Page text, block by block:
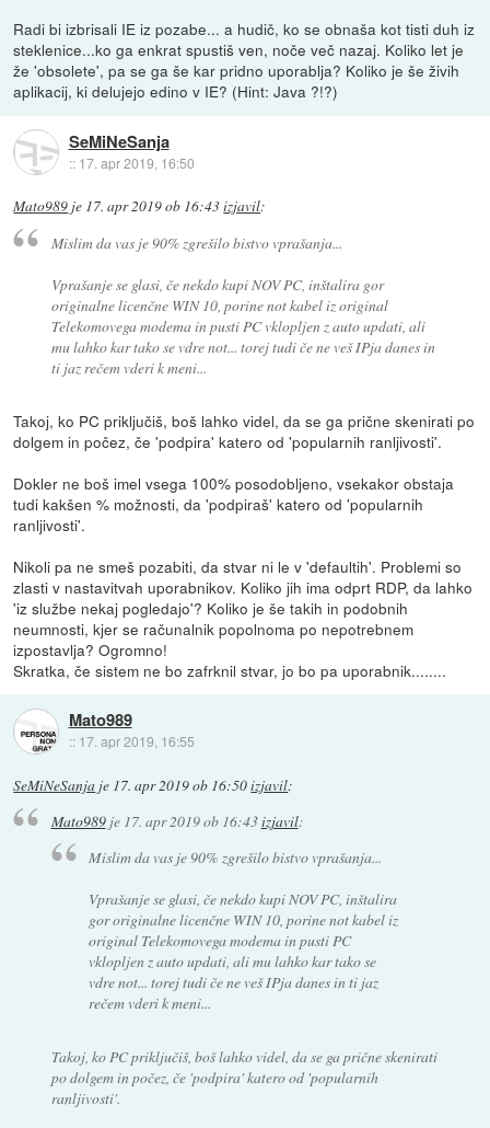
Radi bi izbrisali IE iz pozabe... a hudič, ko se obnaša kot tisti duh iz
steklenice...ko ga enkrat spustiš ven, noče več nazaj. Koliko let je
že 'obsolete', pa se ga še kar pridno uporablja? Koliko je še živih
aplikacij, ki delujejo edino v IE? (Hint: Java ?!?)
SeMiNeSanja
:: 17. apr 2019, 16:50
Mato989 je 17. apr 2019 ob 16:43izjavil:
Mislim da vas je 90% zgrešilo bistvo vprašanja...
Vprašanje se glasi, če nekdo kupi NOV PC, inštalira gor
originalne licenčne WIN 10, porine not kabel iz original
Telekomovega modema in pusti PC vklopljen z auto updati, ali
mu lahko kar tako se vdre not... torej tudi če ne veš IPja danes in
ti jaz rečem vderi k meni...
Takoj, ko PC priključiš, boš lahko videl, da se ga prične skenirati po
dolgem in počez, če 'podpira' katero od 'popularnih ranljivosti'.
Dokler ne boš imel vsega 100% posodobljeno, vsekakor obstaja
tudi kakšen % možnosti, da 'podpiraš' katero od 'popularnih
ranljivosti'.
Nikoli pa ne smeš pozabiti, da stvar ni le v 'defaultih'. Problemi so
zlasti v nastavitvah uporabnikov. Koliko jih ima odprt RDP, da lahko
'iz službe nekaj pogledajo'? Koliko je še takih in podobnih
neumnosti, kjer se računalnik popolnoma po nepotrebnem
izpostavlja? Ogromno!
Skratka, če sistem ne bo zafrknil stvar, jo bo pa uporabnik........
Mato989
:: 17. apr 2019, 16:55
SeMiNeSanja je 17. apr 2019 ob 16:50izjavil:
Mato989je 17. apr 2019 ob 16:43izjavil:
Mislim da vas je 90% zgrešilo bistvo vprašanja...
Vprašanje se glasi, če nekdo kupi NOV PC, inštalira
gor originalne licenčne WIN 10, porine not kabel iz
original Telekomovega modema in pusti PC
vklopljen z auto updati, ali mu lahko kar tako se
vdre not... torej tudi če ne veš IPja danes in ti jaz
rečem vderi k meni...
Takoj, ko PC priključiš, boš lahko videl, da se ga prične skenirati
po dolgem in počez, če 'podpira' katero od 'popularnih
ranljivosti'.